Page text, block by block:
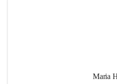
Maria